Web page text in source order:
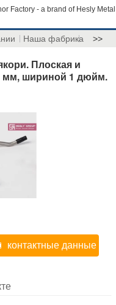
Factory - a brand of Hesly Metal
Наша фабрика >>
Плоская и
мм, шириной 1 дюйм.
контактные данные